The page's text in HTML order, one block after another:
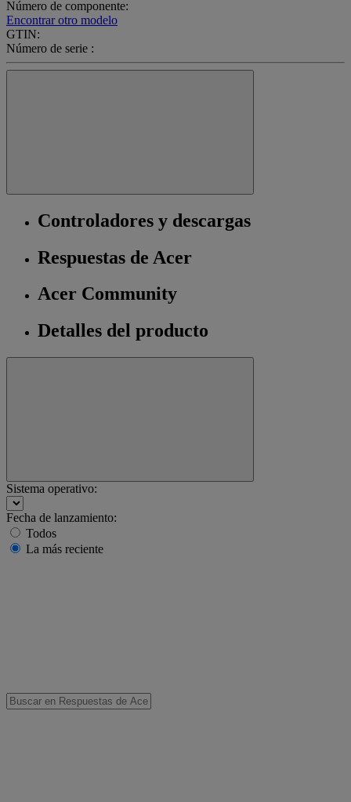
Número de componente:
Encontrar otro modelo
GTIN:
Número de serie :
Controladores y descargas
Respuestas de Acer
Acer Community
Detalles del producto
Sistema operativo:
Fecha de lanzamiento:
Todos
La más reciente